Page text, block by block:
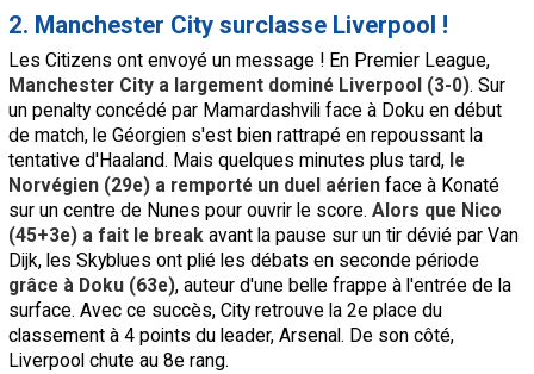
2. Manchester City surclasse Liverpool !
Les Citizens ont envoyé un message ! En Premier League,
Manchester City a largement dominé Liverpool (3-0). Sur
un penalty concédé par Mamardashvili face à Doku en début
de match, le Géorgien s'est bien rattrapé en repoussant la
tentative d'Haaland. Mais quelques minutes plus tard, le
Norvégien (29e) a remporté un duel aérien face à Konaté
sur un centre de Nunes pour ouvrir le score. Alors que Nico
(45+3e) a fait le break avant la pause sur un tir dévié par Van
Dijk, les Skyblues ont plié les débats en seconde période
grâce à Doku (63e), auteur d'une belle frappe à l'entrée de la
surface. Avec ce succès, City retrouve la 2e place du
classement à 4 points du leader, Arsenal. De son côté,
Liverpool chute au 8e rang.